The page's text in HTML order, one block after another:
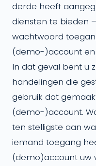
derde heeft
diensten te bieden
wachtwoord
(demo-)account en
In dat geval bent u
handelingen die
gebruik dat
(demo-)account.
ten stelligste aan
iemand toegang
(demo)account uw